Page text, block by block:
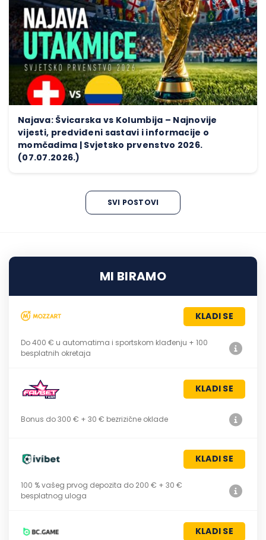
Najava: Švicarska vs Kolumbija – Najnovije
vijesti, predviđeni sastavi i informacije o
momčadima | Svjetsko prvenstvo 2026.
(07.07.2026.)
SVI POSTOVI
MI BIRAMO
KLADI SE
Do 400 € u automatima i sportskom klađenju + 100
besplatnih okretaja
KLADI SE
Bonus do 300 € + 30 € bezrizične oklade
KLADI SE
100 % vašeg prvog depozita do 200 € + 30 €
besplatnog uloga
KLADI SE